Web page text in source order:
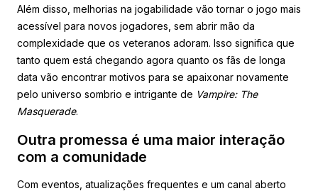
Além disso, melhorias na jogabilidade vão tornar o jogo mais
acessível para novos jogadores, sem abrir mão da
complexidade que os veteranos adoram. Isso significa que
tanto quem está chegando agora quanto os fãs de longa
data vão encontrar motivos para se apaixonar novamente
pelo universo sombrio e intrigante de Vampire: The
Masquerade.
Outra promessa é uma maior interação
com a comunidade
Com eventos, atualizações frequentes e um canal aberto